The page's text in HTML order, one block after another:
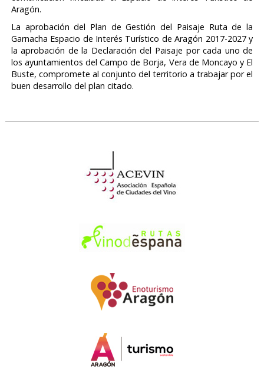
Aragón.
La aprobación del Plan de Gestión del Paisaje Ruta de la
Garnacha Espacio de Interés Turístico de Aragón 2017-2027 y
la aprobación de la Declaración del Paisaje por cada uno de
los ayuntamientos del Campo de Borja, Vera de Moncayo y El
Buste, compromete al conjunto del territorio a trabajar por el
buen desarrollo del plan citado.